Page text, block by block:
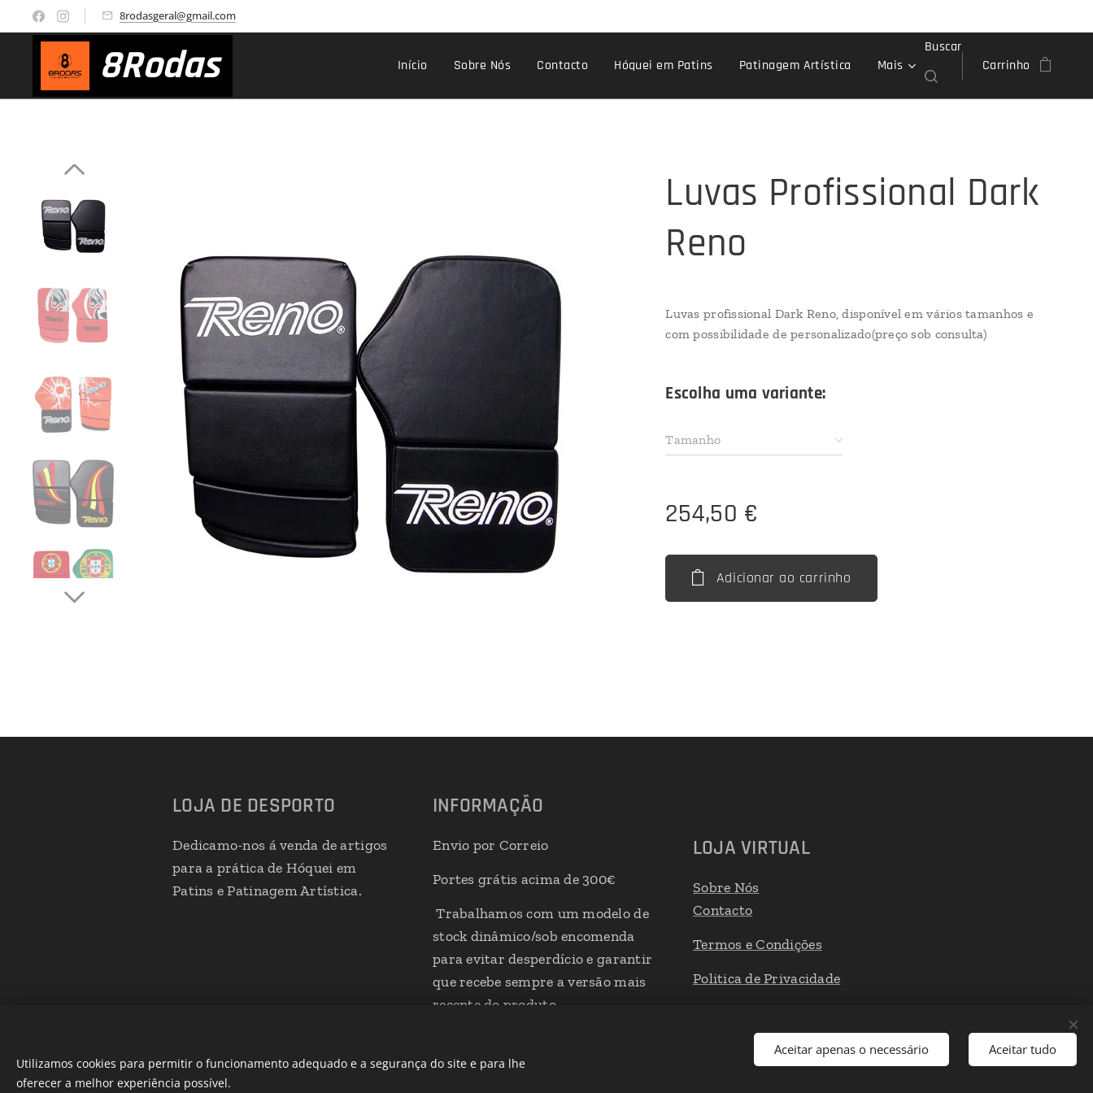
8rodasgeral@gmail.com
8Rodas Início Sobre Nós Contacto Hóquei em Patins Patinagem Artística Mais
Buscar
Carrinho
Luvas Profissional Dark
Reno
Luvas profissional Dark Reno, disponível em vários tamanhos e
com possibilidade de personalizado(preço sob consulta)
Escolha uma variante:
Tamanho
254,50 €
Adicionar ao carrinho
LOJA DE DESPORTO
Dedicamo-nos á venda de artigos
para a prática de Hóquei em
Patins e Patinagem Artística.
INFORMAÇÃO
Envio por Correio
Portes grátis acima de 300€
Trabalhamos com um modelo de
stock dinâmico/sob encomenda
para evitar desperdício e garantir
que recebe sempre a versão mais
recente do produto
LOJA VIRTUAL
Sobre Nós
Contacto
Termos e Condições
Politica de Privacidade
Utilizamos cookies para permitir o funcionamento adequado e a segurança do site e para lhe
oferecer a melhor experiência possível.
Aceitar apenas o necessário Aceitar tudo